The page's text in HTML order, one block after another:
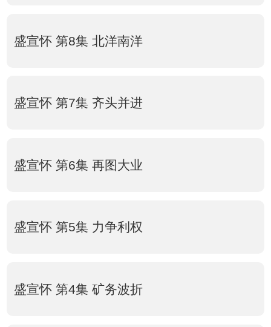
盛宣怀 第8集 北洋南洋
盛宣怀 第7集 齐头并进
盛宣怀 第6集 再图大业
盛宣怀 第5集 力争利权
盛宣怀 第4集 矿务波折